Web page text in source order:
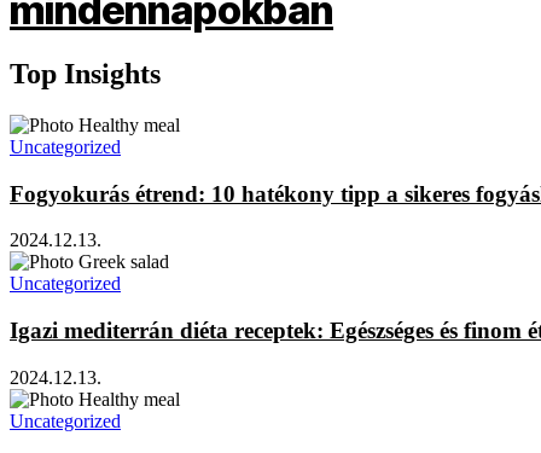
Top Insights
Uncategorized
Fogyokurás étrend: 10 hatékony tipp a sikeres
2024.12.13.
Uncategorized
Igazi mediterrán diéta receptek: Egészséges és finom
2024.12.13.
Uncategorized